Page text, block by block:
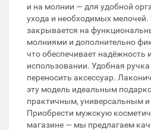
и на молнии — для удобной
ухода и необходимых мелочей.
закрывается на
молниями и дополнительно
что обеспечивает надёжность
использовании. Удобная
переносить аксессуар.
эту модель идеальным
практичным, универсальным
Приобрести мужскую
магазине — мы предлагаем